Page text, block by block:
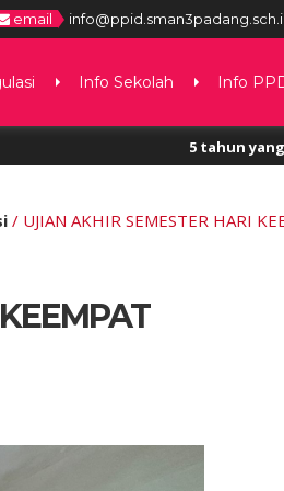
email
Info Sekolah Info
/ Perolehan
/ UJIAN AKHIR SEMESTER HARI